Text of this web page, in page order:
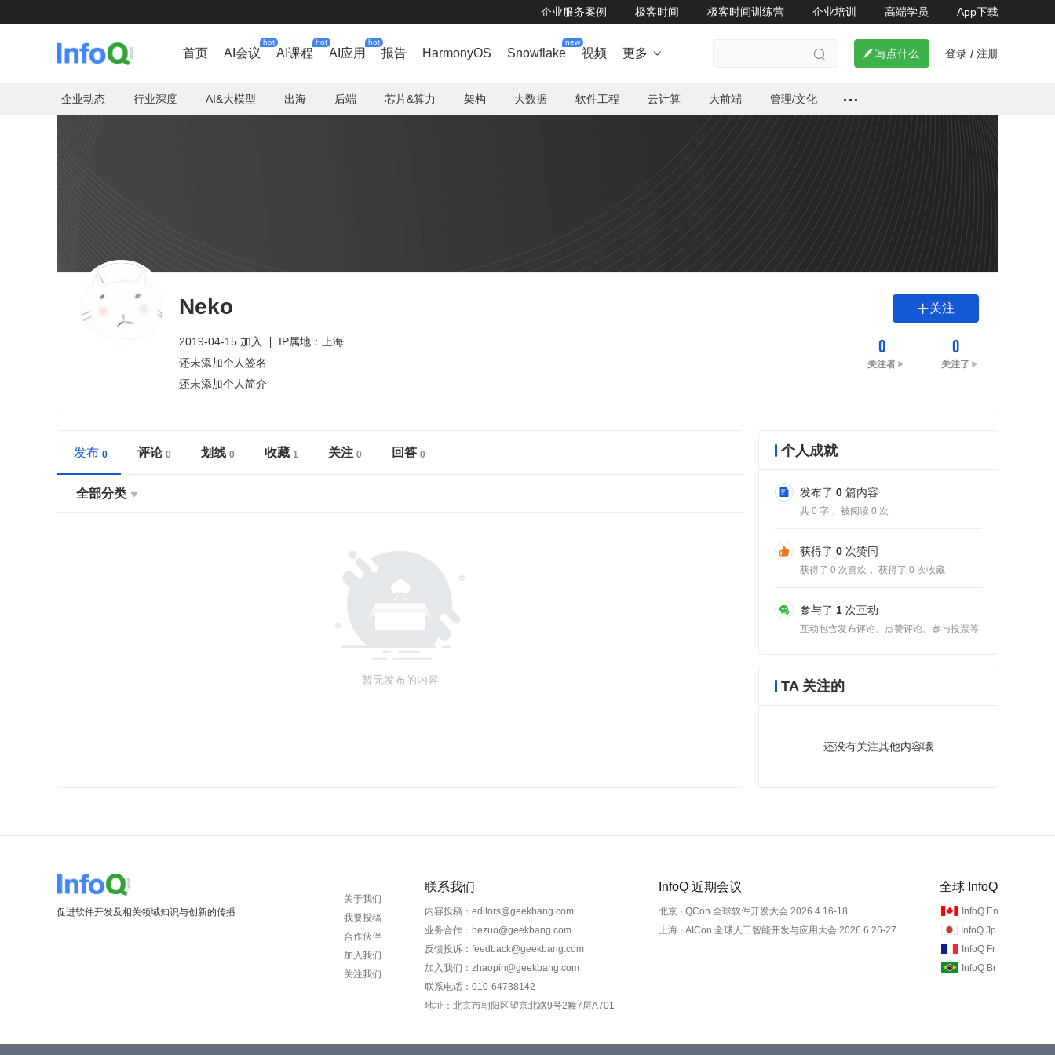
企业服务案例 极客时间 极客时间训练营 企业培训 高端学员 App下载
首页 AI会议
hot
AI课程
hot
AI应用
hot
报告 HarmonyOS Snowflake
new
视频 更多    写点什么 登录 / 注册
企业动态 行业深度 AI&大模型 出海 后端 芯片&算力 架构 大数据 软件工程 云计算 大前端 管理/文化
Neko
2019-04-15 加入
IP属地：上海
还未添加个人签名
还未添加个人简介
关注
0
关注者
0
关注了
发布 评论 划线 收藏 关注 回答
全部分类 
暂无发布的内容
个人成就
发布了 0 篇内容
共 0 字， 被阅读 0 次
获得了 0 次赞同
获得了 0 次喜欢， 获得了 0 次收藏
参与了 1 次互动
互动包含发布评论、点赞评论、参与投票等
TA 关注的
还没有关注其他内容哦
促进软件开发及相关领域知识与创新的传播
关于我们
我要投稿
合作伙伴
加入我们
关注我们
联系我们
内容投稿：editors@geekbang.com
业务合作：hezuo@geekbang.com
反馈投诉：feedback@geekbang.com
加入我们：zhaopin@geekbang.com
联系电话：010-64738142
地址：北京市朝阳区望京北路9号2幢7层A701
InfoQ 近期会议
北京 · QCon 全球软件开发大会 2026.4.16-18
上海 · AICon 全球人工智能开发与应用大会 2026.6.26-27
全球 InfoQ
InfoQ En
InfoQ Jp
InfoQ Fr
InfoQ Br